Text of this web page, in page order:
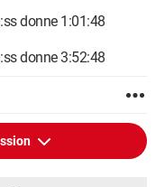
donne 1:01:48
donne 3:52:48